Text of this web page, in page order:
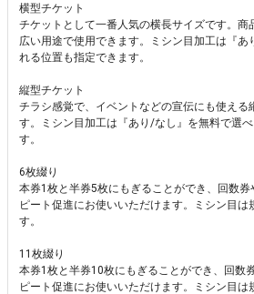
横型チケット
チケットとして一番人気の横長サイズです。商
広い用途で使用できます。ミシン目加工は『あ
れる位置も指定できます。
縦型チケット
チラシ感覚で、イベントなどの宣伝にも使える
す。ミシン目加工は『あり/なし』を無料で選
す。
6枚綴り
本券1枚と半券5枚にもぎることができ、回数券
ピート促進にお使いいただけます。ミシン目は
す。
11枚綴り
本券1枚と半券10枚にもぎることができ、回数
ピート促進にお使いいただけます。ミシン目は